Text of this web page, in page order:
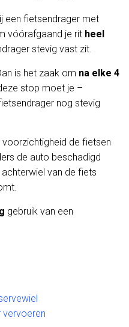
een fietsendrager met
vóórafgaand je rit heel
stevig vast zit.
is het zaak om na elke 4
stop moet je –
nog stevig
de fietsen
de auto beschadigd
van de fiets
gebruik van een